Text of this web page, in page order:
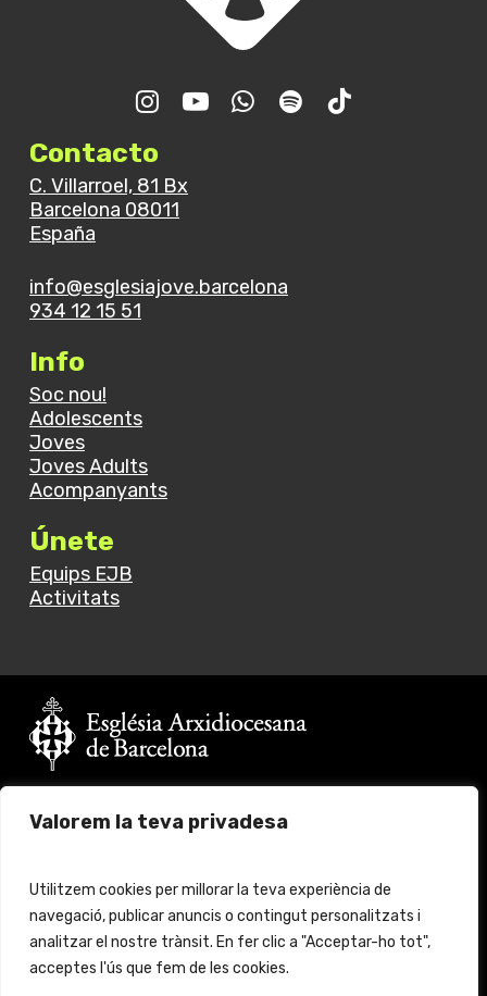
Valorem la teva privadesa
Utilitzem cookies per millorar la teva experiència de
navegació, publicar anuncis o contingut personalitzats i
analitzar el nostre trànsit. En fer clic a "Acceptar-ho tot",
acceptes l'ús que fem de les cookies.
Contacto
C. Villarroel, 81 Bx
Barcelona 08011
España
info@esglesiajove.barcelona
934 12 15 51
Info
Soc nou!
Adolescents
Joves
Joves Adults
Acompanyants
Únete
Equips EJB
Activitats
Fes clickaquíper més informació
© 2024 Església Jove Barcelona. All rights reserved.
Aviso legal Protección de Datos